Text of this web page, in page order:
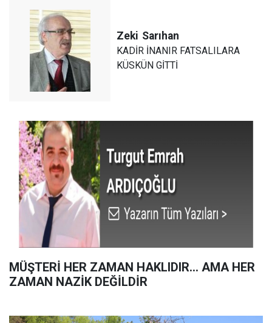
Zeki Sarıhan
KADİR İNANIR FATSALILARA
KÜSKÜN GİTTİ
MÜŞTERİ HER ZAMAN HAKLIDIR… AMA HER
ZAMAN NAZİK DEĞİLDİR